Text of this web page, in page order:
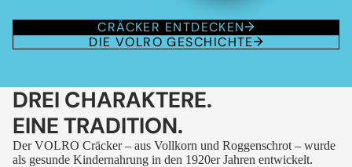
CRÄCKER ENTDECKEN
DIE VOLRO GESCHICHTE
DREI CHARAKTERE.
EINE TRADITION.
Der VOLRO Cräcker – aus Vollkorn und Roggenschrot – wurde
als gesunde Kindernahrung in den 1920er Jahren entwickelt.